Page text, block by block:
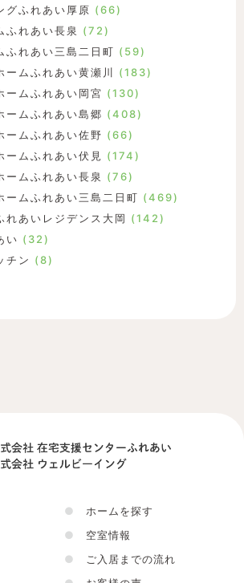
グふれあい厚原 (66)
ふれあい長泉 (72)
ふれあい三島二日町 (59)
ームふれあい黄瀬川
(183)
ームふれあい岡宮 (130)
ームふれあい島郷 (408)
ームふれあい佐野 (66)
ームふれあい伏見
(174)
ームふれあい長泉 (76)
ームふれあい三島二日町 (469)
れあいレジデンス大岡 (142)
い (32)
チン (8)
●
ホームを探す
●
空室情報
●
ご入居までの流れ